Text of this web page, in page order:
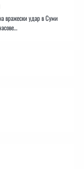
вражески удар в Суми